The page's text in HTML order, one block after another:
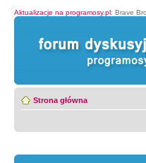
Aktualizacje na programosy.pl: Brave
Strona główna